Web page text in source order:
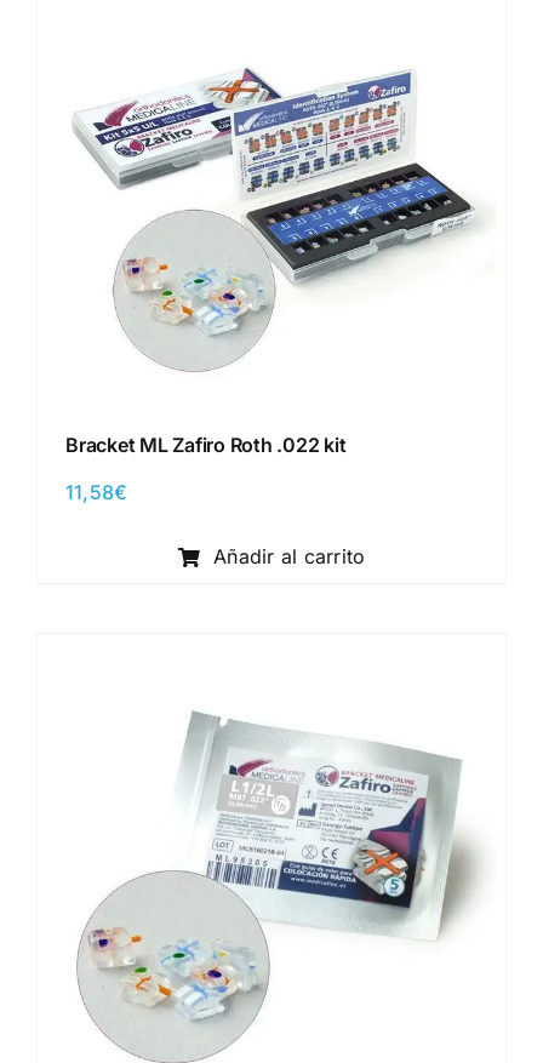
Bracket ML Zafiro Roth .022 kit
11,58€
Añadir al carrito